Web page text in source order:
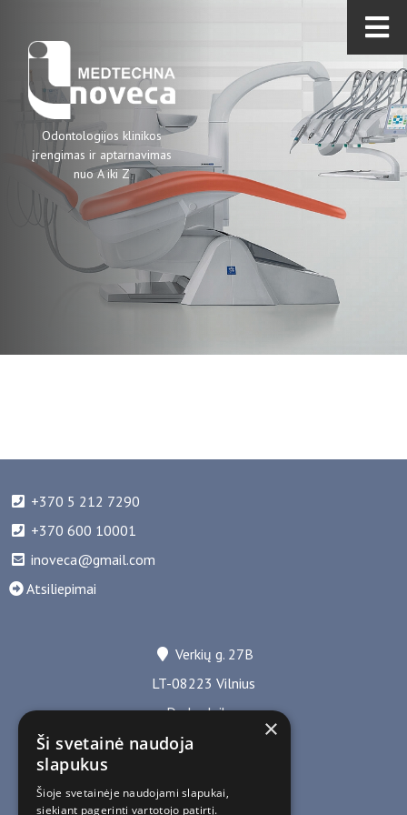
Odontologijos klinikos
įrengimas ir aptarnavimas
nuo A iki Z
+370 5 212 7290
+370 600 10001
inoveca@gmail.com
Atsiliepimai
Verkių g. 27B
LT-08223 Vilnius
Darbo laikas
I-IV 8.30-17.00
×
Ši svetainė naudoja
slapukus
Šioje svetainėje naudojami slapukai,
siekiant pagerinti vartotojo patirtį.